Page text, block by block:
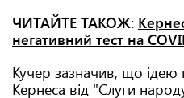
ЧИТАЙТЕ ТАКОЖ:
негативний тест на
Кучер зазначив, що ідею
Кернеса від "Слуги